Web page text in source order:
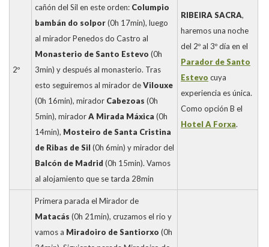
2º
cañón del Sil en este orden: Columpio
bambán do solpor(0h 17min), luego
al mirador Penedos do Castro al
Monasterio de Santo Estevo (0h
3min) y después al monasterio. Tras
esto seguiremos al mirador deVilouxe
(0h 16min), mirador Cabezoas (0h
5min), miradorA Mirada Máxica (0h
14min), Mosteiro de Santa Cristina
de Ribas de Sil (0h 6min) y mirador del
Balcón de Madrid (0h 15min). Vamos
al alojamiento que se tarda 28min
RIBEIRA SACRA,
haremos una noche
del 2º al 3º día en el
Parador de Santo
Estevo cuya
experiencia es única.
Como opción B el
Hotel A Forxa.
Primera parada el Mirador de
Matacás (0h 21min), cruzamos el rio y
vamos a Miradoiro de Santiorxo (0h